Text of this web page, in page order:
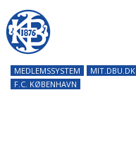
MEDLEMSSYSTEM MIT.DBU.DK
F.C. KØBENHAVN